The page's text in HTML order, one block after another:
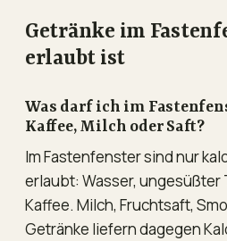
Getränke im
erlaubt ist
Was darf ich im
Kaffee, Milch oder Saft?
Im Fastenfenster sind nur
erlaubt: Wasser, ungesüßter
Kaffee. Milch, Fruchtsaft,
Getränke liefern dagegen